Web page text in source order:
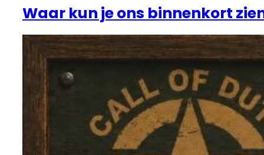
Waar kun je ons binnenkort